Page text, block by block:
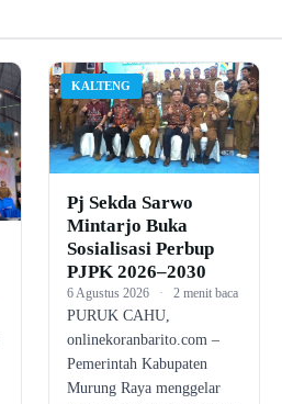
KALTENG
Pj Sekda Sarwo
Mintarjo Buka
Sosialisasi Perbup
PJPK 2026–2030
6 Agustus 2026 · 2 menit baca
PURUK CAHU,
onlinekoranbarito.com –
Pemerintah Kabupaten
Murung Raya menggelar